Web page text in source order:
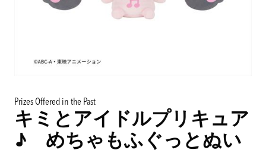
Prizes Offered in the Past
キミとアイドルプリキュア
♪ めちゃもふぐっとぬい